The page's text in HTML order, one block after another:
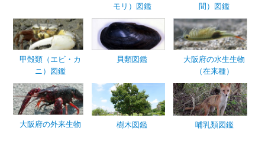
モリ）図鑑
間）図鑑
甲殻類（エビ・カ
ニ）図鑑
貝類図鑑
大阪府の水生生物
（在来種）
大阪府の外来生物 樹木図鑑 哺乳類図鑑